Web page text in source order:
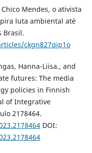
Mendes, o ativista
luta ambiental até
Brasil.
ckgn827qjp1o
Hanna-Liisa., and
futures: The media
policies in Finnish
of Integrative
2178464.
DOI: